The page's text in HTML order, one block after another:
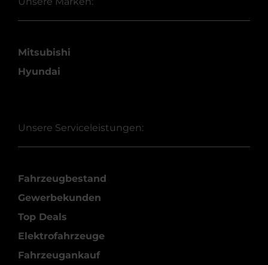
Mitsubishi
Hyundai
Unsere Serviceleistungen:
Fahrzeugbestand
Gewerbekunden
Top Deals
Elektrofahrzeuge
Fahrzeugankauf